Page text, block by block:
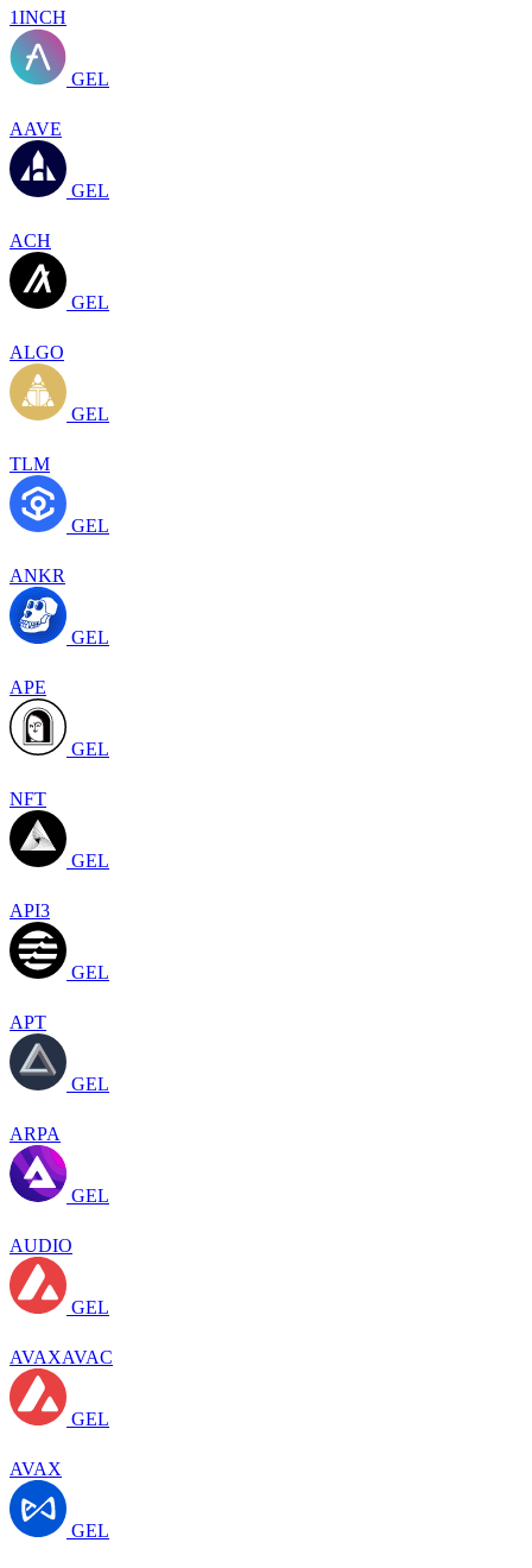
1INCH
GEL
AAVE
GEL
ACH
GEL
ALGO
GEL
TLM
GEL
ANKR
GEL
APE
GEL
NFT
GEL
API3
GEL
APT
GEL
ARPA
GEL
AUDIO
GEL
AVAXAVAC
GEL
AVAX
GEL